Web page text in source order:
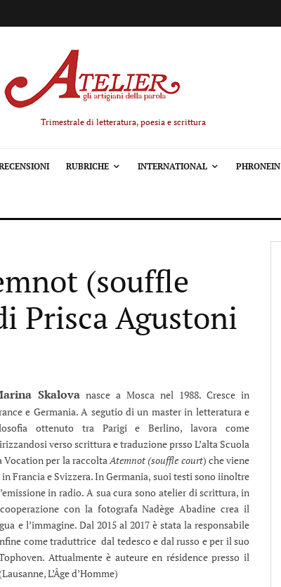
Trimestrale di letteratura, poesia e scrittura
RUBRICHE INTERNATIONAL PHRONEIN
(souffle
Prisca Agustoni
Skalova nasce a Mosca nel 1988. Cresce in
e Germania. A segutio di un master in letteratura e
ottenuto tra Parigi e Berlino, lavora come
verso scrittura e traduzione prsso L’alta Scuola
Vocation per la raccoltaAtemnot (souffle court) che viene
Francia e Svizzera. In Germania, suoi testi sono iinoltre
in radio. A sua cura sono atelier di scrittura, in
con la fotografa Nadège Abadine crea il
e l’immagine. Dal 2015 al 2017 è stata la responsabile
come traduttrice dal tedesco e dal russo e per il suo
Attualmente è auteure en résidence presso il
L’Âge d’Homme)